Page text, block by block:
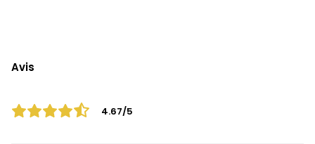
Avis
4.67/5